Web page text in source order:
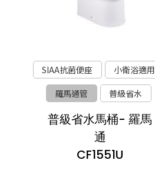
SIAA抗菌便座
小衛浴適用
羅馬通管
普級省水
普級省水馬桶- 羅馬
通
CF1551U